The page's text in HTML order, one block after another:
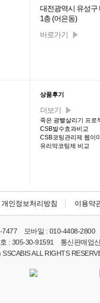
대전광역시 유성구
1층 (어은동)
바로가기
상품후기
더보기
죽은 광빨살리기 프
CSB발수효과비교
CSB코팅관리제 웹이
유리막코팅제 비교
개인정보처리방침 이용약
7477 모바일 : 010-4408-2800
: 305-30-91591 통신판매업
ALL RIGHTS